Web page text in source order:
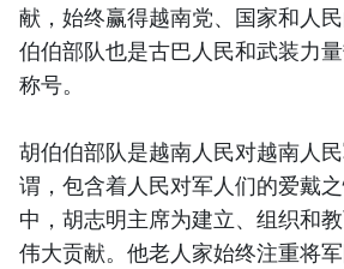
献，始终赢得越南党、国家和人
伯伯部队也是古巴人民和武装力
称号。
胡伯伯部队是越南人民对越南人
谓，包含着人民对军人们的爱戴
中，胡志明主席为建立、组织和
伟大贡献。他老人家始终注重将